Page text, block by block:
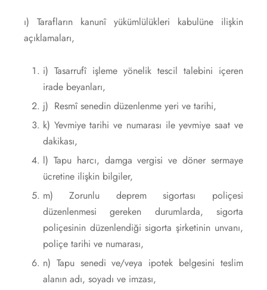
ı) Tarafların kanunî yükümlülükleri kabulüne ilişkin
açıklamaları,
i) Tasarrufî işleme yönelik tescil talebini içeren
irade beyanları,
j) Resmî senedin düzenlenme yeri ve tarihi,
k) Yevmiye tarihi ve numarası ile yevmiye saat ve
dakikası,
l) Tapu harcı, damga vergisi ve döner sermaye
ücretine ilişkin bilgiler,
m) Zorunlu deprem sigortası poliçesi
düzenlenmesi gereken durumlarda, sigorta
poliçesinin düzenlendiği sigorta şirketinin unvanı,
poliçe tarihi ve numarası,
n) Tapu senedi ve/veya ipotek belgesini teslim
alanın adı, soyadı ve imzası,